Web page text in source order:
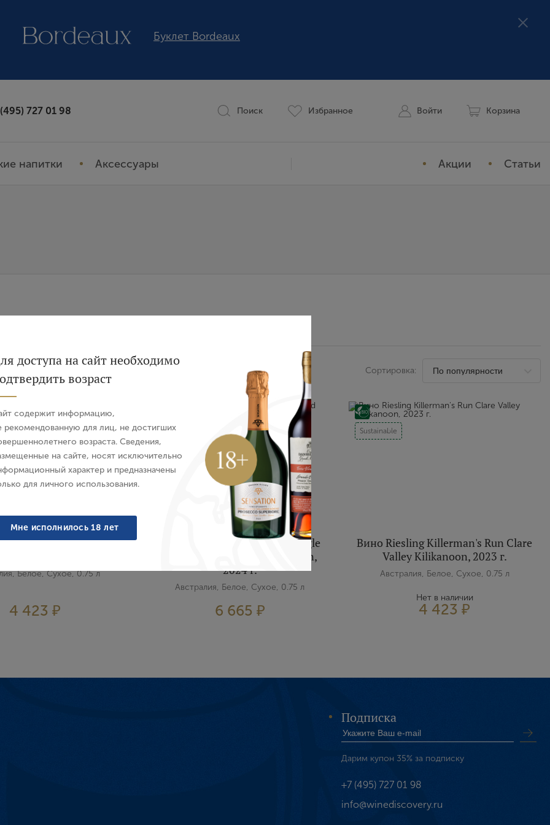
Буклет Bordeaux
727 01 98 Поиск Избранное Войти Корзина
напитки Аксессуары Акции Статьи
Сортировка:
Killerman's Run Clare
Белое, Сухое, 0.75 л
4 423 ₽
Sustainable
Вино Riesling Mort's 1973 Single
Vineyard Watervale Kilikanoon,
2024 г.
Австралия, Белое, Сухое, 0.75 л
6 665 ₽
Sustainable
Вино Riesling Killerman's Run Clare
Valley Kilikanoon, 2023 г.
Австралия, Белое, Сухое, 0.75 л
Нет в наличии
4 423 ₽
Подписка
Дарим купон 35% за подписку
+7 (495) 727 01 98
info@winediscovery.ru
доступа на сайт необходимо
возраст
содержит информацию,
рекомендованную для лиц, не достигших
возраста. Сведения,
на сайте, носят исключительно
характер и предназначены
для личного использования.
Мне исполнилось 18 лет
Авторизация
Пароль
Забыли пароль?
Создание учетной записи